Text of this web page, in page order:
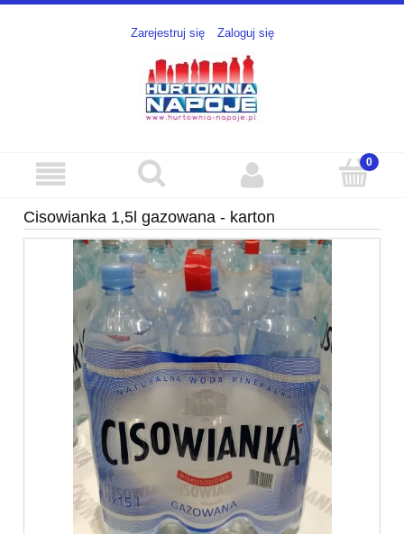
Zarejestruj się Zaloguj się
Cisowianka 1,5l gazowana - karton